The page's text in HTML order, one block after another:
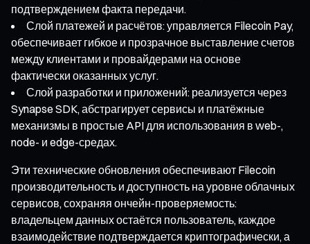
подтверждением факта передачи.
Слой платежей и расчётов: управляется Filecoin Pay,
обеспечивает гибкое и прозрачное выставление счетов
между клиентами и провайдерами на основе
фактически оказанных услуг.
Слой разработки и приложений: реализуется через
Synapse SDK, абстрагирует сервисы и платёжные
механизмы в простые API для использования в web-,
node- и edge-средах.
Эти технические обновления обеспечивают Filecoin
производительность и доступность на уровне облачных
сервисов, сохраняя ончейн-проверяемость:
владельцем данных остаётся пользователь, каждое
взаимодействие подтверждается криптографически, а